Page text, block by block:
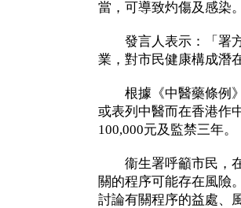
當，可導致灼傷及感染。
發言人表示：「署方
業，對市民健康構成潛
根據《中醫藥條例》
或表列中醫而在香港作
100,000元及監禁三年。
衞生署呼籲市民，在
關的程序可能存在風險
討論有關程序的益處、